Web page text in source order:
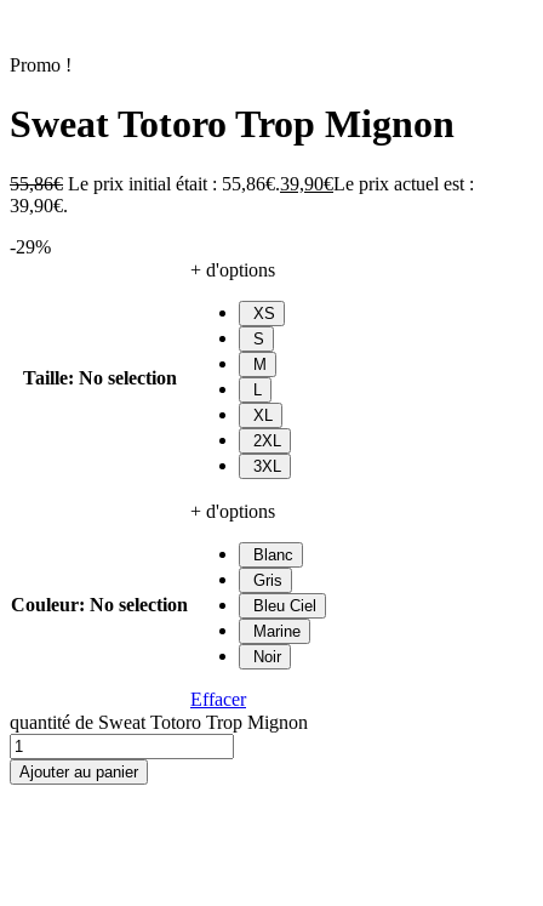
Promo !
Sweat Totoro Trop Mignon
55,86€ Le prix initial était : 55,86€.39,90€Le prix actuel est :
39,90€.
-29%
Taille: No selection
+ d'options
XS
S
M
XL
2XL
3XL
Couleur: No selection
+ d'options
Blanc
Gris
Bleu Ciel
Marine
Noir
Effacer
quantité de Sweat Totoro Trop Mignon
Ajouter au panier